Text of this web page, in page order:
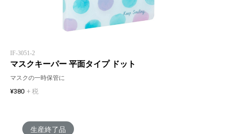
IF-3051-2
マスクキーパー 平面タイプ ドット
マスクの一時保管に
¥380 + 税
生産終了品